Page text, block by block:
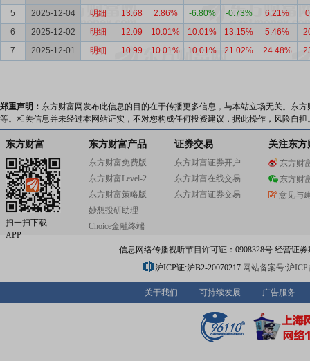
5
2025-12-04 明细 13.68 2.86% -6.80% -0.73% 6.21%
6
2025-12-02 明细 12.09 10.01% 10.01% 13.15% 5.46%
7
2025-12-01 明细 10.99 10.01% 10.01% 21.02% 24.48%
郑重声明： 东方财富网发布此信息的目的在于传播更多信息，与本站立场无关。东
等。相关信息并未经过本网站证实，不对您构成任何投资建议，据此操作，风险自担